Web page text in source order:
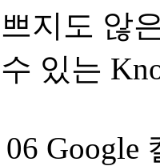
지도 않
있는
06